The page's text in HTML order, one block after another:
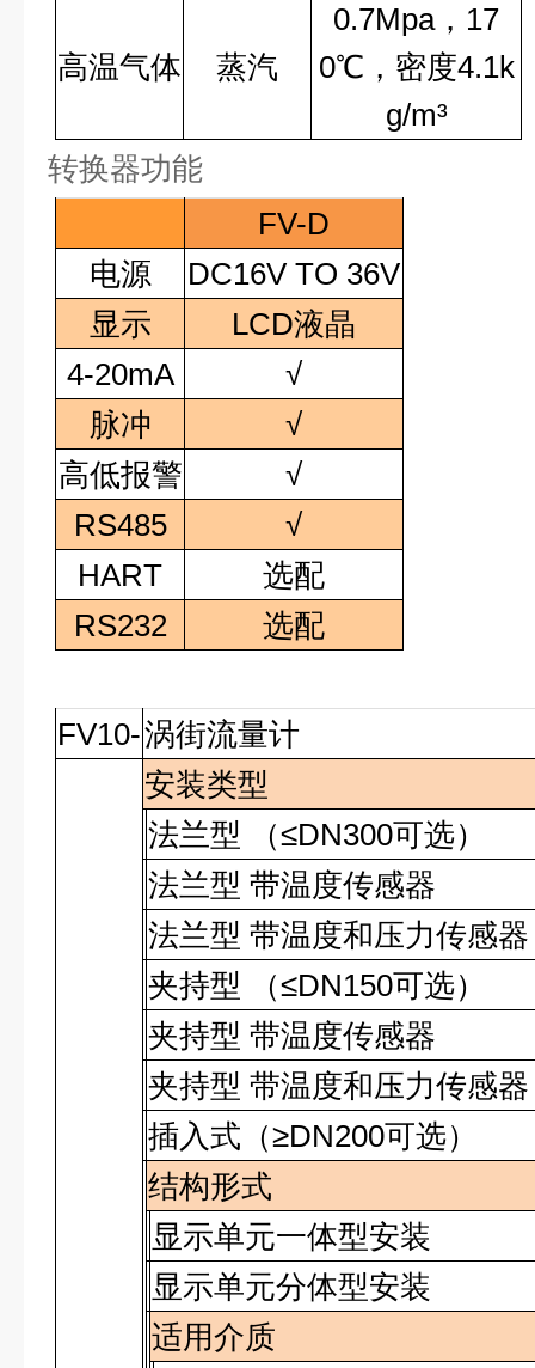
高温气体 蒸汽
0.7Mpa， 17
0℃，密度4.1k
g/m³
转换器功能
FV-D
电源
DC16V TO 36V
显示
LCD液晶
4-20mA
√
脉冲
√
高低报警
√
RS485
√
HART
选配
RS232
选配
FV10-涡街流量计
安装类型
法兰型 （≤DN300可选）
法兰型 带温度传感器
法兰型 带温度和压力传感器
夹持型
（≤DN150可选）
夹持型 带温度传感器
夹持型 带温度和压力传感器
插入式（≥DN200可选）
结构形式
显示单元一体型安装
显示单元分体型安装
适用介质